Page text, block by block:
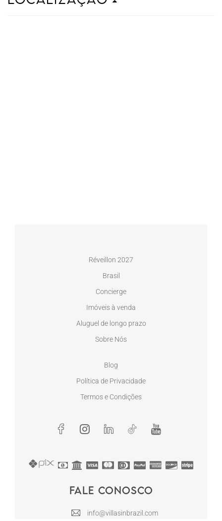
Réveillon 2027
Brasil
Concierge
Imóveis à venda
Aluguel de longo prazo
Sobre Nós
Blog
Política de Privacidade
Termos e Condições
Fale conosco
info@villasinbrazil.com